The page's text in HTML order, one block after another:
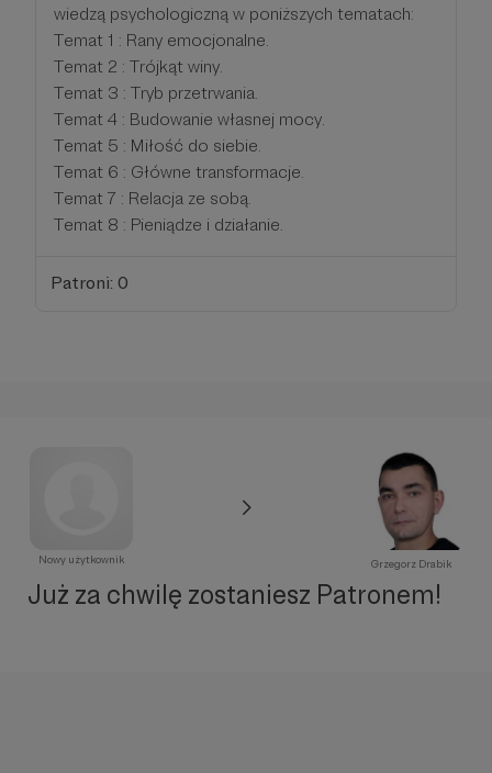
wiedzą psychologiczną w poniższych tematach:
Temat 1 : Rany emocjonalne.
Temat 2 : Trójkąt winy.
Temat 3 : Tryb przetrwania.
Temat 4 : Budowanie własnej mocy.
Temat 5 : Miłość do siebie.
Temat 6 : Główne transformacje.
Temat 7 : Relacja ze sobą.
Temat 8 : Pieniądze i działanie.
Patroni: 0
Nowy użytkownik Grzegorz Drabik
Już za chwilę zostaniesz Patronem!